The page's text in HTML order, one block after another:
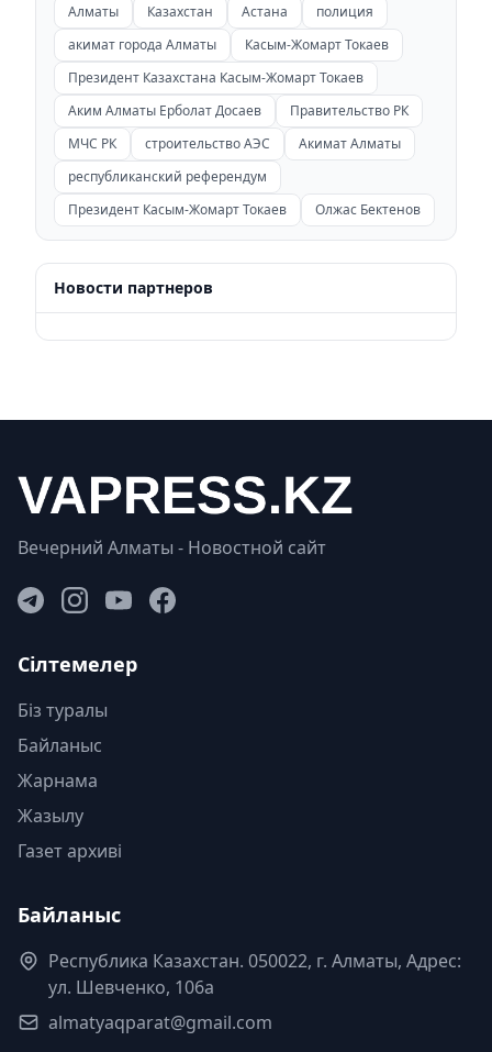
Алматы Казахстан Астана
полиция
акимат города Алматы
Касым-Жомарт Токаев
Президент Казахстана Касым-Жомарт Токаев
Аким Алматы Ерболат Досаев
Правительство РК
МЧС РК
строительство АЭС
Акимат Алматы
республиканский референдум
Президент Касым-Жомарт Токаев
Олжас Бектенов
Новости партнеров
Вечерний Алматы - Новостной сайт
Сілтемелер
Біз туралы
Байланыс
Жарнама
Жазылу
Газет архиві
Байланыс
Республика Казахстан. 050022, г. Алматы, Адрес:
ул. Шевченко, 106а
almatyaqparat@gmail.com